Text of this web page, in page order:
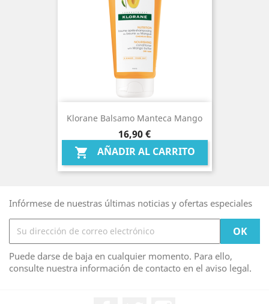
Klorane Balsamo Manteca Mango
Precio
16,90 €
 AÑADIR AL CARRITO
Infórmese de nuestras últimas noticias y ofertas especiales
Puede darse de baja en cualquier momento. Para ello,
consulte nuestra información de contacto en el aviso legal.